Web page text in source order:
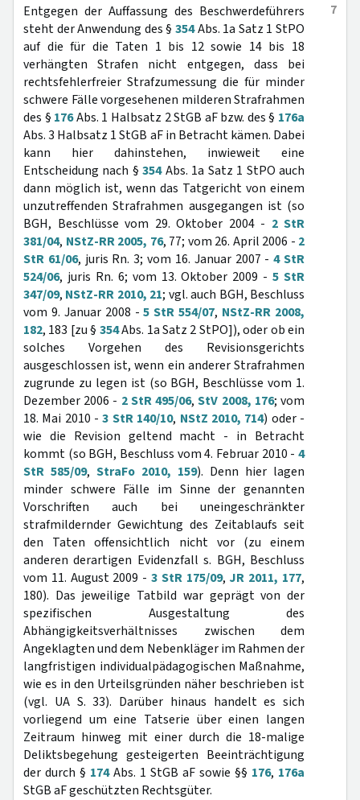
7
Entgegen der Auffassung des Beschwerdeführers
steht der Anwendung des § 354Abs. 1a Satz 1 StPO
auf die für die Taten 1 bis 12 sowie 14 bis 18
verhängten Strafen nicht entgegen, dass bei
rechtsfehlerfreier Strafzumessung die für minder
schwere Fälle vorgesehenen milderen Strafrahmen
des § 176Abs. 1 Halbsatz 2 StGB aF bzw. des § 176a
Abs. 3 Halbsatz 1 StGB aF in Betracht kämen. Dabei
kann hier dahinstehen, inwieweit eine
Entscheidung nach §354Abs. 1a Satz 1 StPO auch
dann möglich ist, wenn das Tatgericht von einem
unzutreffenden Strafrahmen ausgegangen ist (so
BGH, Beschlüsse vom 29. Oktober 2004 - 2 StR
381/04, NStZ-RR 2005, 76, 77; vom 26. April 2006 - 2
StR 61/06, juris Rn. 3; vom 16. Januar 2007 -4 StR
524/06, juris Rn. 6; vom 13. Oktober 2009 -5 StR
347/09, NStZ-RR 2010, 21; vgl. auch BGH, Beschluss
vom 9. Januar 2008 -5 StR 554/07, NStZ-RR 2008,
182, 183 [zu § 354Abs. 1a Satz 2 StPO]), oder ob ein
solches Vorgehen des Revisionsgerichts
ausgeschlossen ist, wenn ein anderer Strafrahmen
zugrunde zu legen ist (so BGH, Beschlüsse vom 1.
Dezember 2006 - 2 StR 495/06,StV 2008, 176; vom
18. Mai 2010 -3 StR 140/10, NStZ 2010, 714) oder -
wie die Revision geltend macht - in Betracht
kommt (so BGH, Beschluss vom 4. Februar 2010 - 4
StR 585/09, StraFo 2010, 159). Denn hier lagen
minder schwere Fälle im Sinne der genannten
Vorschriften auch bei uneingeschränkter
strafmildernder Gewichtung des Zeitablaufs seit
den Taten offensichtlich nicht vor (zu einem
anderen derartigen Evidenzfall s. BGH, Beschluss
vom 11. August 2009 - 3 StR 175/09, JR 2011, 177,
180). Das jeweilige Tatbild war geprägt von der
spezifischen Ausgestaltung des
Abhängigkeitsverhältnisses zwischen dem
Angeklagten und dem Nebenkläger im Rahmen der
langfristigen individualpädagogischen Maßnahme,
wie es in den Urteilsgründen näher beschrieben ist
(vgl. UA S. 33). Darüber hinaus handelt es sich
vorliegend um eine Tatserie über einen langen
Zeitraum hinweg mit einer durch die 18-malige
Deliktsbegehung gesteigerten Beeinträchtigung
der durch § 174Abs. 1 StGB aF sowie §§ 176, 176a
StGB aF geschützten Rechtsgüter.